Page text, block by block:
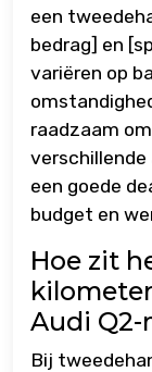
een
bedrag] en
variëren op
raadzaam
verschillende
een goede
budget en
Hoe zit
Audi Q2-
Bij